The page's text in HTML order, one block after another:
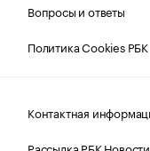
Вопросы и ответы
Политика Cookies РБК
Контактная